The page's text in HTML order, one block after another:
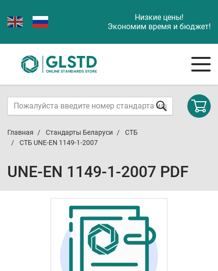
Низкие цены!
Экономим время и бюджет!
Главная Стандарты Беларуси
СТБ
СТБ UNE-EN 1149-1-2007
UNE-EN 1149-1-2007 PDF